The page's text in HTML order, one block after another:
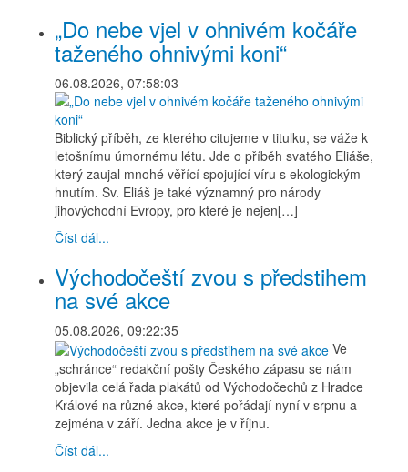
„Do nebe vjel v ohnivém kočáře
taženého ohnivými koni“
06.08.2026, 07:58:03
Biblický příběh, ze kterého citujeme v titulku, se váže k
letošnímu úmornému létu. Jde o příběh svatého Eliáše,
který zaujal mnohé věřící spojující víru s ekologickým
hnutím. Sv. Eliáš je také významný pro národy
jihovýchodní Evropy, pro které je nejen[…]
Číst dál...
Východočeští zvou s předstihem
na své akce
05.08.2026, 09:22:35
Ve
„schránce“ redakční pošty Českého zápasu se nám
objevila celá řada plakátů od Východočechů z Hradce
Králové na různé akce, které pořádají nyní v srpnu a
zejména v září. Jedna akce je v říjnu.
Číst dál...